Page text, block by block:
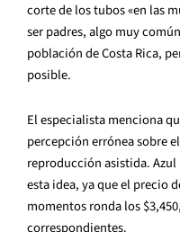
corte de los tubos «en las
ser padres, algo muy
población de Costa Rica,
posible.
El especialista menciona
percepción errónea sobre
reproducción asistida.
esta idea, ya que el precio
momentos ronda los
correspondientes.